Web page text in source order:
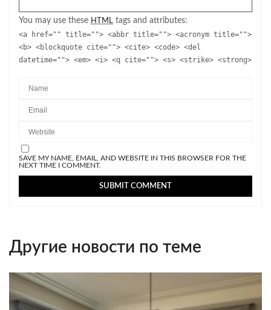
You may use these HTML tags and attributes:
<a href="" title=""> <abbr title=""> <acronym title="">
<b> <blockquote cite=""> <cite> <code> <del
datetime=""> <em> <i> <q cite=""> <s> <strike> <strong>
SAVE MY NAME, EMAIL, AND WEBSITE IN THIS BROWSER FOR THE
NEXT TIME I COMMENT.
Другие новости по теме